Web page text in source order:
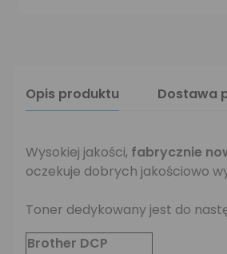
Opis produktu Dostawa
Wysokiej jakości, fabrycznie
oczekuje dobrych jakościowo
Toner dedykowany jest do
Brother DCP